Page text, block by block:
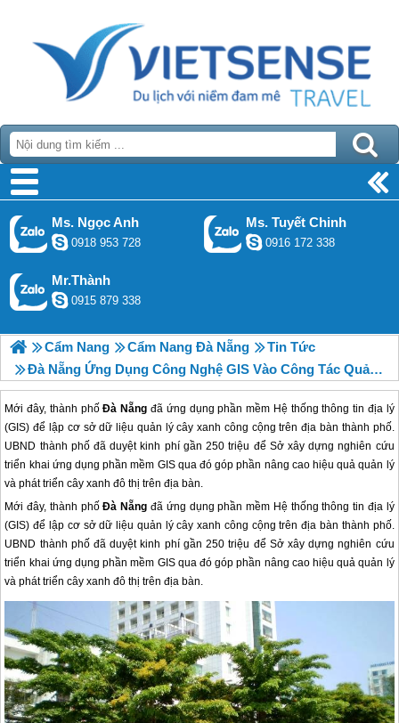
Ms. Ngọc Anh
0918 953 728
Ms. Tuyết Chinh
0916 172 338
Mr.Thành
0915 879 338
Cẩm Nang Cẩm Nang Đà Nẵng
Tin Tức
Đà Nẵng Ứng Dụng Công Nghệ GIS Vào Công Tác Quản Lý Cây Xanh
Mới đây, thành phốĐà Nẵng đã ứng dụng phần mềm Hệ thống thông tin địa lý
(GIS) để lập cơ sở dữ liệu quản lý cây xanh công cộng trên địa bàn thành phố.
UBND thành phố đã duyệt kinh phí gần 250 triệu để Sở xây dựng nghiên cứu
triển khai ứng dụng phần mềm GIS qua đó góp phần nâng cao hiệu quả quản lý
và phát triển cây xanh đô thị trên địa bàn.
Mới đây, thành phốĐà Nẵng đã ứng dụng phần mềm Hệ thống thông tin địa lý
(GIS) để lập cơ sở dữ liệu quản lý cây xanh công cộng trên địa bàn thành phố.
UBND thành phố đã duyệt kinh phí gần 250 triệu để Sở xây dựng nghiên cứu
triển khai ứng dụng phần mềm GIS qua đó góp phần nâng cao hiệu quả quản lý
và phát triển cây xanh đô thị trên địa bàn.